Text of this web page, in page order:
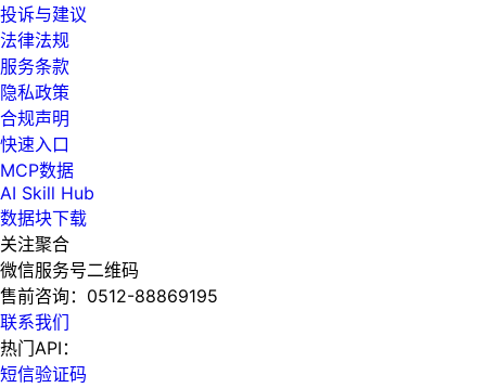
投诉与建议
法律法规
服务条款
隐私政策
合规声明
快速入口
MCP数据
AI Skill Hub
数据块下载
关注聚合
微信服务号二维码
售前咨询： 0512-88869195
联系我们
热门API：
短信验证码